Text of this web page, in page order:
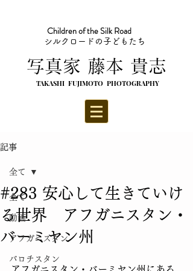
​写真家 藤本 貴志
TAKASHI FUJIMOTO PHOTOGRAPHY
Children of the Silk Road
シルクロードの子どもたち
記事
全て
動画
アフガニスタン
バロチスタン
全て
#283 安心して生きていけ
る世界 アフガニスタン・
バーミヤン州